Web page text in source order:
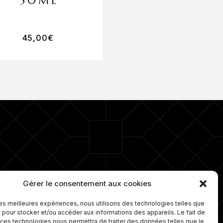
Gérer le consentement aux cookies
meilleures expériences, nous utilisons des technologies telles que
stocker et/ou accéder aux informations des appareils. Le fait de
technologies nous permettra de traiter des données telles que le
45,00€
d’ongles. Nous proposons
et travaillons avec les
marques de cosmétiques.